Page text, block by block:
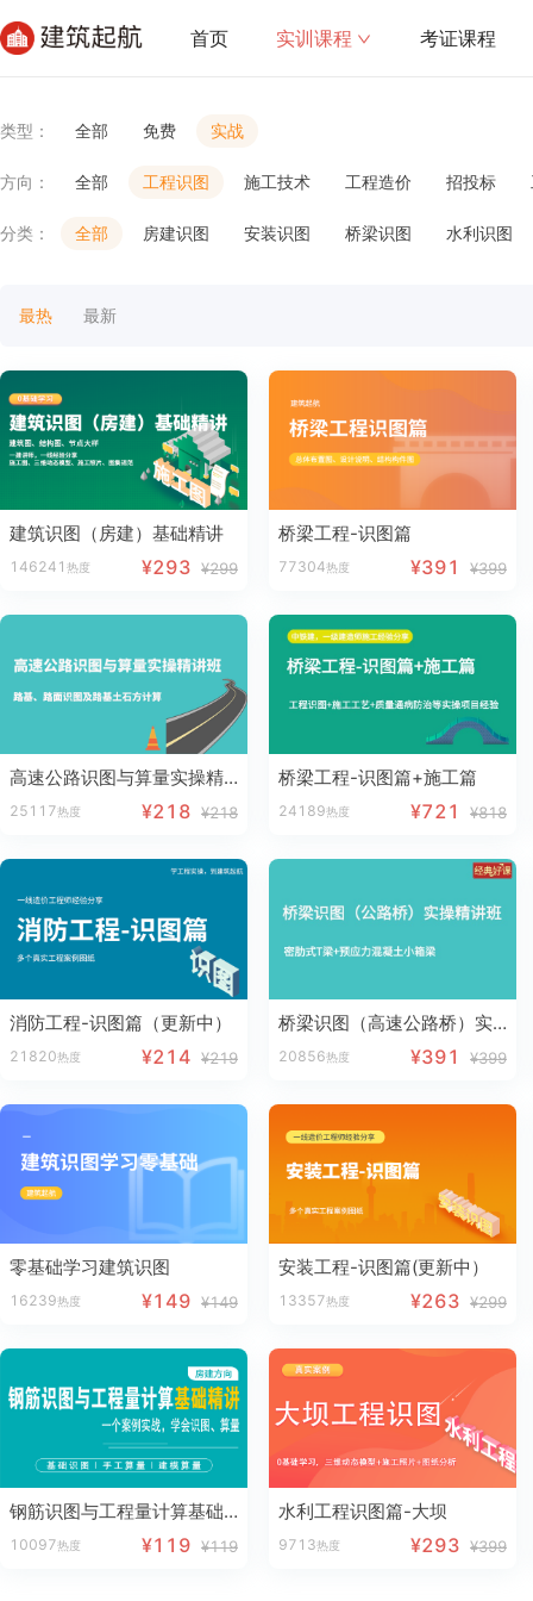
首页 实训课程 考证课程
类型： 全部 免费 实战
方向： 全部 工程识图 施工技术 工程造价 招投标
分类： 全部 房建识图 安装识图 桥梁识图 水利识图
最热 最新
建筑识图（房建）基础精讲
146241 热度 ¥293 ¥299
桥梁工程-识图篇
77304热度 ¥391 ¥399
高速公路识图与算量实操精讲班
25117热度 ¥218 ¥218
桥梁工程-识图篇+施工篇
24189热度 ¥721 ¥818
消防工程-识图篇（更新中）
21820热度 ¥214 ¥219
桥梁识图（高速公路桥）实操精讲班
20856热度 ¥391 ¥399
零基础学习建筑识图
16239热度 ¥149 ¥149
安装工程-识图篇(更新中）
13357热度 ¥263 ¥299
钢筋识图与工程量计算基础精讲
10097热度 ¥119 ¥119
水利工程识图篇-大坝
9713热度 ¥293 ¥399